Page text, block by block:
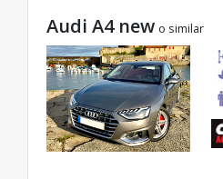
Audi A4 new o similar